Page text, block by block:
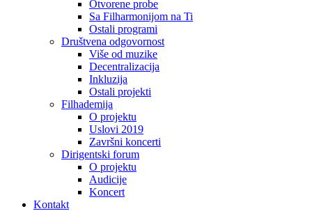
Otvorene probe
Sa Filharmonijom na Ti
Ostali programi
Društvena odgovornost
Više od muzike
Decentralizacija
Inkluzija
Ostali projekti
Filhademija
O projektu
Uslovi 2019
Završni koncerti
Dirigentski forum
O projektu
Audicije
Koncert
Kontakt